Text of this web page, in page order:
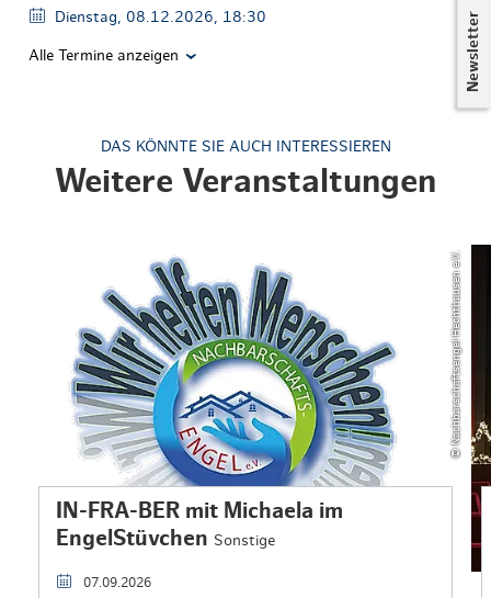
Newsletter
Dienstag, 08.12.2026, 18:30
Alle Termine anzeigen
DAS KÖNNTE SIE AUCH INTERESSIEREN
Weitere Veranstaltungen
© Nachbarschaftsengel Hechthausen e.V.
IN-FRA-BER mit Michaela im
EngelStüvchen Sonstige
07.09.2026